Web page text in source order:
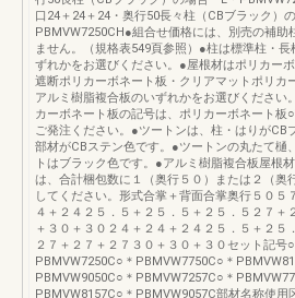
口24＋24＋24・奥行50長々柱（CBブラック）
PBMVW7250CH●組合せ価格には、別売の補助
ません。（規格表549頁参照）●柱は標準柱・長
ずれかをお選びください。●屋根材はポリカー
遮断ポリカーボネート板・クリアマットポリカ
アルミ樹脂複合板のいずれかをお選びください
カーボネート板の記号は、ポリカーボネート板
ご発注ください。●ツートンは、柱・はりがCB
部材がCBステン色です。●ツートンの丸たて樋
トはブラック色です。●アルミ樹脂複合板屋根
は、合計梱包数に１（奥行５０）または２（奥
してください。形式合掌＋背面合掌奥行５０５
４＋２４２５．５＋２５．５＋２５．５２７＋
＋３０＋３０２４＋２４＋２４２５．５＋２５
２７＋２７＋２７３０＋３０＋３０セット記号○
PBMVW7250C○＊PBMVW7750C○＊
PBMVW9050C○＊PBMVW7257C○＊
PBMVW8157C○＊PBMVW9057C部材名称使用